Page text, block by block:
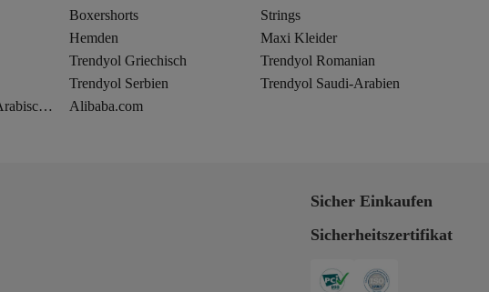
Boxershorts
Strings
Hemden
Maxi Kleider
Trendyol Griechisch
Trendyol Romanian
Trendyol Serbien
Trendyol Saudi-Arabien
Trendyol Vereinigte Arabische Emirate
Alibaba.com
Sicher Einkaufen
Sicherheitszertifikat